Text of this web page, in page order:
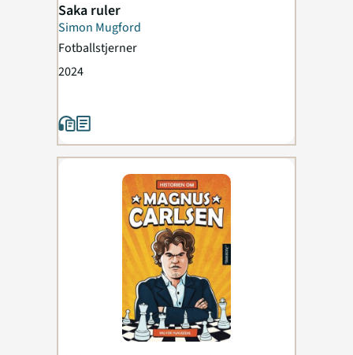
Saka ruler
Simon Mugford
Fotballstjerner
2024